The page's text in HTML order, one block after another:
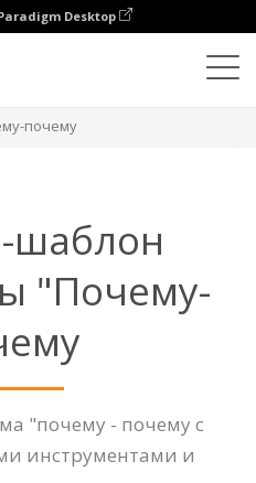
Desktop
почему
шаблон
"Почему-
"почему - почему с
инструментами и